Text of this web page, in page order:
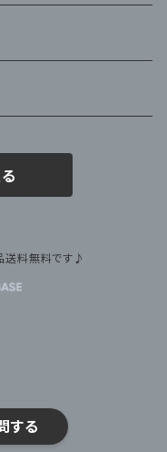
する
送料無料です♪